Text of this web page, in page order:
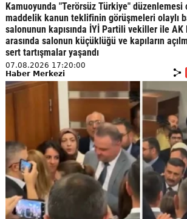
Kamuoyunda "Terörsüz Türkiye"
maddelik kanun teklifinin görüşmeleri olaylı
salonunun kapısında İYİ Partili vekiller ile
arasında salonun küçüklüğü ve kapıların
sert tartışmalar yaşandı
07.08.2026 17:20:00
Haber Merkezi